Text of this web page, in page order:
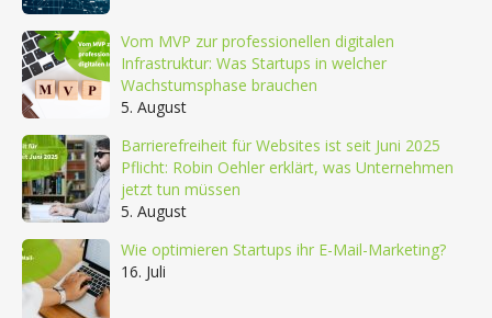
Vom MVP zur professionellen digitalen
Infrastruktur: Was Startups in welcher
Wachstumsphase brauchen
5. August
Barrierefreiheit für Websites ist seit Juni 2025
Pflicht: Robin Oehler erklärt, was Unternehmen
jetzt tun müssen
5. August
Wie optimieren Startups ihr E-Mail-Marketing?
16. Juli